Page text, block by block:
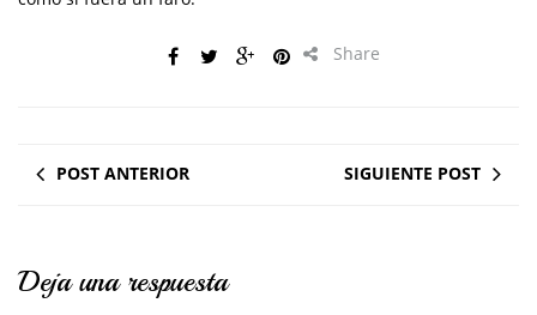
Share
POST ANTERIOR SIGUIENTE POST
Deja una respuesta